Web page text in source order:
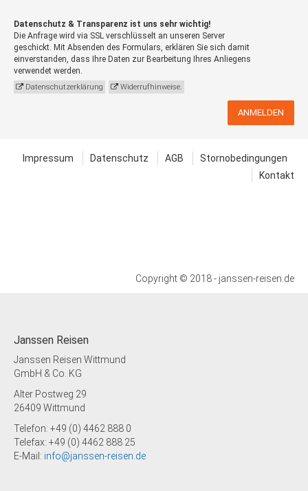
Datenschutz & Transparenz ist uns sehr wichtig!
Die Anfrage wird via SSL verschlüsselt an unseren Server
geschickt. Mit Absenden des Formulars, erklären Sie sich damit
einverstanden, dass Ihre Daten zur Bearbeitung Ihres Anliegens
verwendet werden.
Datenschutzerklärung Widerrufhinweise.
ANMELDEN
Impressum Datenschutz AGB
Stornobedingungen
Kontakt
Copyright © 2018 - janssen-reisen.de
Janssen Reisen
Janssen Reisen Wittmund
GmbH & Co. KG
Alter Postweg 29
26409 Wittmund
Telefon: +49 (0) 4462 888 0
Telefax: +49 (0) 4462 888 25
E-Mail: info@janssen-reisen.de